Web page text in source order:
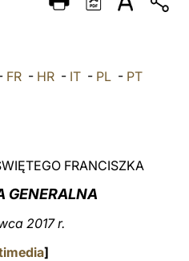
中文
FR- HR- IT- PL- PT
FRANCISZKA
GENERALNA
2017 r.
]